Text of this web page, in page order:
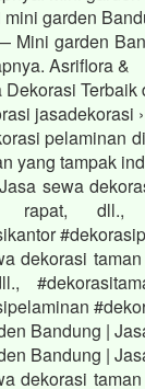
mini garden
Mini garden
Asriflora &
Dekorasi
jasadekorasi
pelaminan
yang tampak
sewa
rapat, dll.,
dekorasi
Bandung |
Bandung |
dekorasi